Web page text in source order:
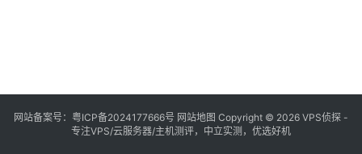
网站备案号： 粤ICP备2024177666号 网站地图 Copyright © 2026 VPS侦探 -
专注VPS/云服务器/主机测评，中立实测，优选好机